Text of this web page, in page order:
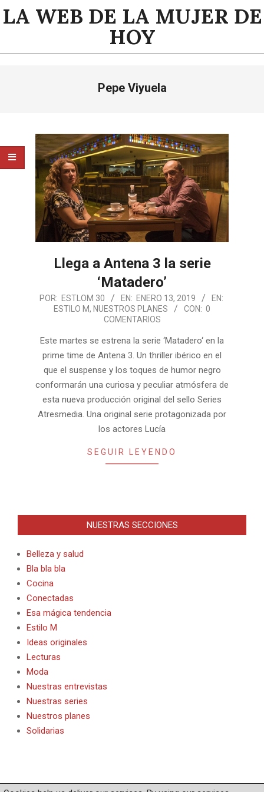
Saltar
alLA WEB DE LA MUJER DE
HOY
Pepe Viyuela
Llega a Antena 3 la serie
‘Matadero’
2019-
POR: ESTLOM 30 EN: ENERO 13, 2019
EN:
ESTILO M, NUESTROS PLANES CON: 0
COMENTARIOS
Este martes se estrena la serie ‘Matadero‘ en la
prime time de Antena 3. Un thriller ibérico en el
que el suspense y los toques de humor negro
conformarán una curiosa y peculiar atmósfera de
esta nueva producción original del sello Series
Atresmedia. Una original serie protagonizada por
los actores Lucía
SEGUIR LEYENDO
NUESTRAS SECCIONES
Belleza y salud
Bla bla bla
Cocina
Conectadas
Esa mágica tendencia
Estilo M
Ideas originales
Lecturas
Moda
Nuestras entrevistas
Nuestras series
Nuestros planes
Solidarias